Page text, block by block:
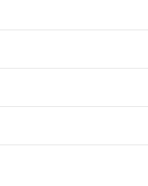
対応した製品が提供可能